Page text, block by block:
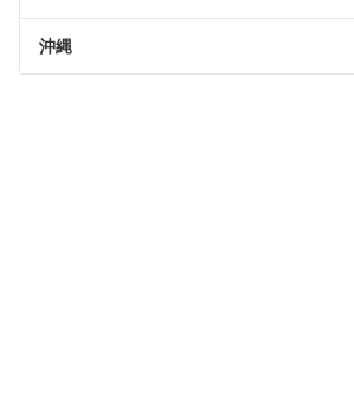
沖縄